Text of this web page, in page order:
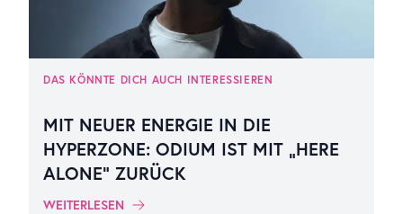
DAS KÖNNTE DICH AUCH INTERESSIEREN
MIT NEUER ENERGIE IN DIE
HYPERZONE: ODIUM IST MIT „HERE
ALONE“ ZURÜCK
WEITERLESEN